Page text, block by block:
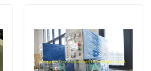
tworzyw sztucznych PVC